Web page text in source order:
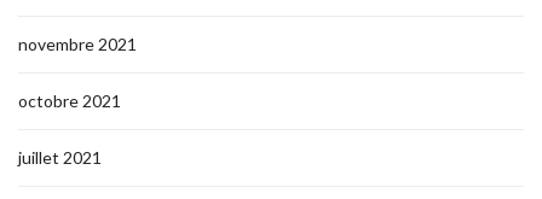
novembre 2021
octobre 2021
juillet 2021